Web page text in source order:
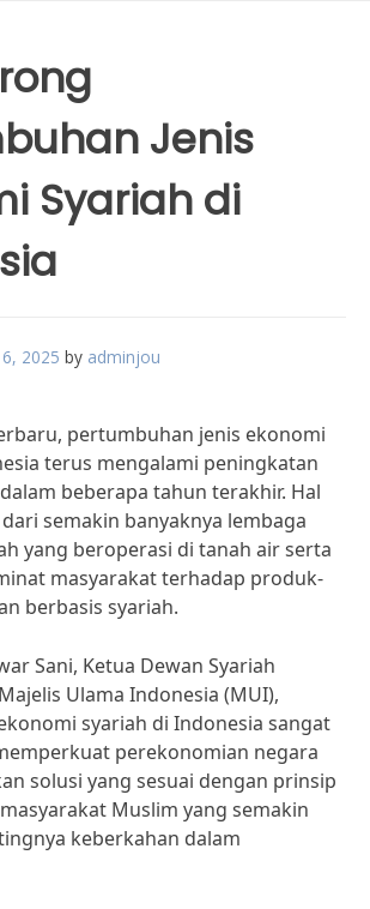
Jenis
Syariah di
2025 by adminjou
pertumbuhan jenis ekonomi
terus mengalami peningkatan
beberapa tahun terakhir. Hal
semakin banyaknya lembaga
yang beroperasi di tanah air serta
masyarakat terhadap produk-
berbasis syariah.
Sani, Ketua Dewan Syariah
Ulama Indonesia (MUI),
syariah di Indonesia sangat
perekonomian negara
solusi yang sesuai dengan prinsip
Muslim yang semakin
keberkahan dalam